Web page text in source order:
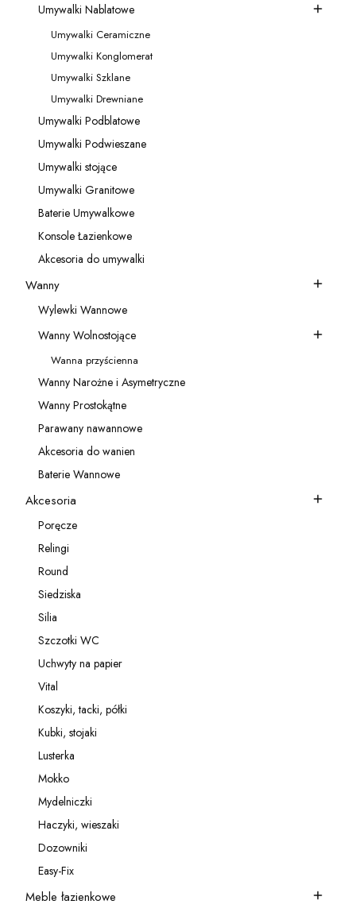
Kategoria - Umywalki Nablatowe
Umywalki Nablatowe
Kategoria - Umywalki Ceramiczne
Umywalki Ceramiczne
Kategoria - Umywalki Konglomerat
Umywalki Konglomerat
Kategoria - Umywalki Szklane
Umywalki Szklane
Kategoria - Umywalki Drewniane
Umywalki Drewniane
Kategoria - Umywalki Podblatowe
Umywalki Podblatowe
Kategoria - Umywalki Podwieszane
Umywalki Podwieszane
Kategoria - Umywalki stojące
Umywalki stojące
Kategoria - Umywalki Granitowe
Umywalki Granitowe
Kategoria - Baterie Umywalkowe
Baterie Umywalkowe
Kategoria - Konsole Łazienkowe
Konsole Łazienkowe
Kategoria - Akcesoria do umywalki
Akcesoria do umywalki
Kategoria - Wanny
Wanny
Kategoria - Wylewki Wannowe
Wylewki Wannowe
Kategoria - Wanny Wolnostojące
Wanny Wolnostojące
Kategoria - Wanna przyścienna
Wanna przyścienna
Kategoria - Wanny Narożne i Asymetryczne
Wanny Narożne i Asymetryczne
Kategoria - Wanny Prostokątne
Wanny Prostokątne
Kategoria - Parawany nawannowe
Parawany nawannowe
Kategoria - Akcesoria do wanien
Akcesoria do wanien
Kategoria - Baterie Wannowe
Baterie Wannowe
Kategoria - Akcesoria
Akcesoria
Kategoria - Poręcze
Poręcze
Kategoria - Relingi
Relingi
Kategoria - Round
Round
Kategoria - Siedziska
Siedziska
Kategoria - Silia
Silia
Kategoria - Szczotki WC
Szczotki WC
Kategoria - Uchwyty na papier
Uchwyty na papier
Kategoria - Vital
Vital
Kategoria - Koszyki, tacki, półki
Koszyki, tacki, półki
Kategoria - Kubki, stojaki
Kubki, stojaki
Kategoria - Lusterka
Lusterka
Kategoria - Mokko
Mokko
Kategoria - Mydelniczki
Mydelniczki
Kategoria - Haczyki, wieszaki
Haczyki, wieszaki
Kategoria - Dozowniki
Dozowniki
Kategoria - Easy-Fix
Easy-Fix
Kategoria - Meble łazienkowe
Meble łazienkowe